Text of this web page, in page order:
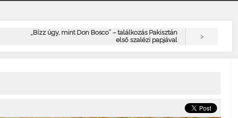
„Bízz úgy, mint Don Bosco” – találkozás Pakisztán
első szalézi papjával
>